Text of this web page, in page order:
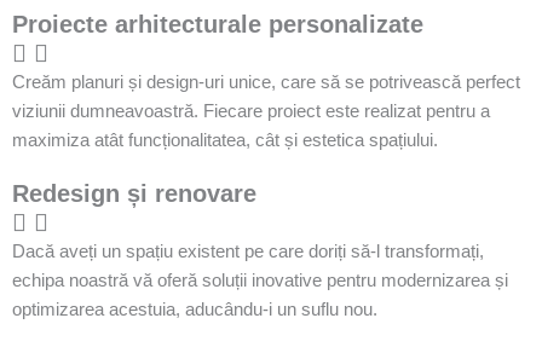
Proiecte arhitecturale personalizate
Creăm planuri și design-uri unice, care să se potrivească perfect
viziunii dumneavoastră. Fiecare proiect este realizat pentru a
maximiza atât funcționalitatea, cât și estetica spațiului.
Redesign și renovare
Dacă aveți un spațiu existent pe care doriți să-l transformați,
echipa noastră vă oferă soluții inovative pentru modernizarea și
optimizarea acestuia, aducându-i un suflu nou.